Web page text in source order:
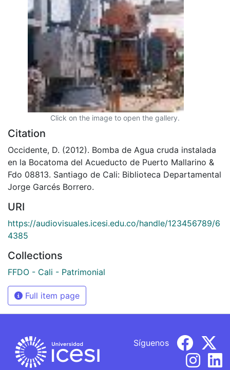
Click on the image to open the gallery.
Citation
Occidente, D. (2012). Bomba de Agua cruda instalada
en la Bocatoma del Acueducto de Puerto Mallarino &
Fdo 08813. Santiago de Cali: Biblioteca Departamental
Jorge Garcés Borrero.
URI
https://audiovisuales.icesi.edu.co/handle/123456789/6
4385
Collections
FFDO - Cali - Patrimonial
Full item page
Síguenos